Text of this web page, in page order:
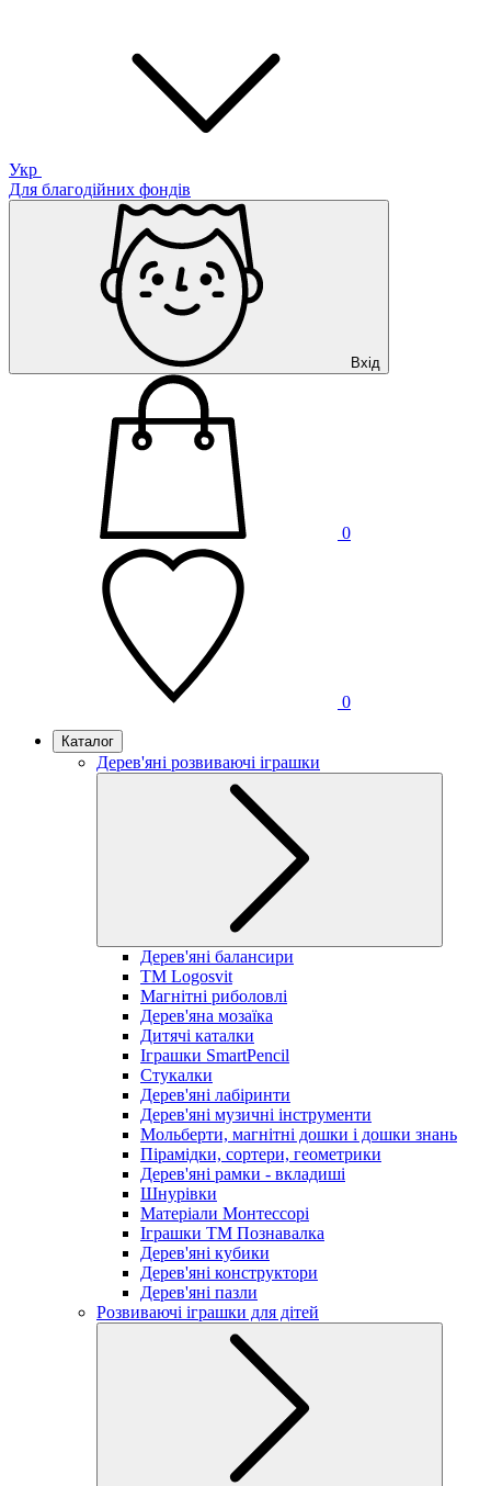
Укр
Для благодійних фондів
Вхід
0
0
Каталог
Дерев'яні розвиваючі іграшки
Дерев'яні балансири
TM Logosvit
Магнітні риболовлі
Дерев'яна мозаїка
Дитячі каталки
Іграшки SmartPencil
Стукалки
Дерев'яні лабіринти
Дерев'яні музичні інструменти
Мольберти, магнітні дошки і дошки знань
Пірамідки, сортери, геометрики
Дерев'яні рамки - вкладиші
Шнурівки
Матеріали Монтессорі
Іграшки ТМ Познавалка
Дерев'яні кубики
Дерев'яні конструктори
Дерев'яні пазли
Розвиваючі іграшки для дітей